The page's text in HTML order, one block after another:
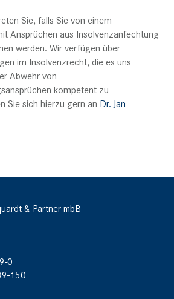
Sie, falls Sie von einem
Ansprüchen aus Insolvenzanfechtung
werden. Wir verfügen über
im Insolvenzrecht, die es uns
Abwehr von
kompetent zu
Sie sich hierzu gern an Dr. Jan
& Partner mbB
0
150